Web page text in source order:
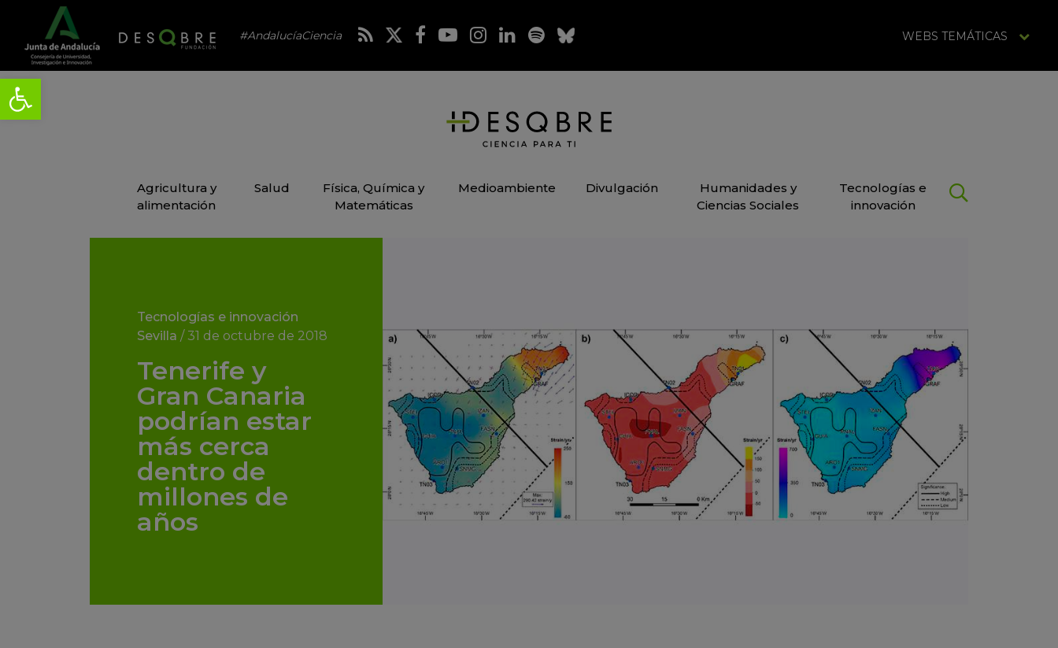
#AndalucíaCiencia WEBS TEMÁTICAS
Agricultura y
alimentación
Salud
Física, Química y
Matemáticas
Medioambiente Divulgación
Humanidades y
Ciencias Sociales
Tecnologías e
innovación
Tecnologías e innovación
Sevilla /31 de octubre de 2018
Tenerife y
Gran Canaria
podrían estar
más cerca
dentro de
millones de
años